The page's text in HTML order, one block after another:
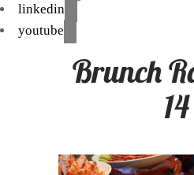
linkedin
youtube
Brunch
14